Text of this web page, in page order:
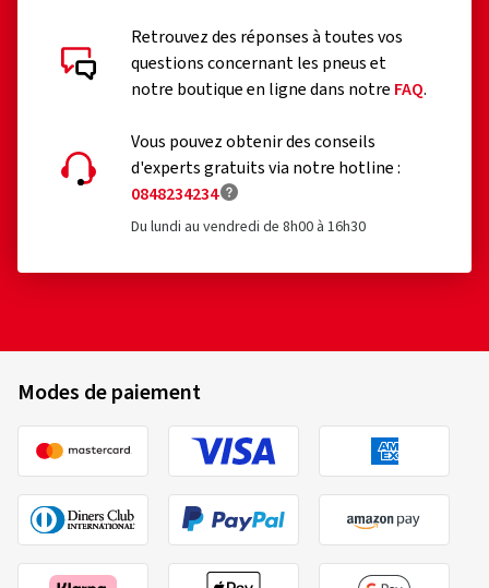
Retrouvez des réponses à toutes vos
questions concernant les pneus et
notre boutique en ligne dans notre FAQ.
Vous pouvez obtenir des conseils
d'experts gratuits via notre hotline :
0848234234
Du lundi au vendredi de 8h00 à 16h30
Modes de paiement